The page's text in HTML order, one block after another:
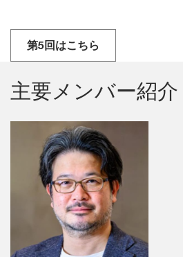
第5回はこちら
主要メンバー紹介